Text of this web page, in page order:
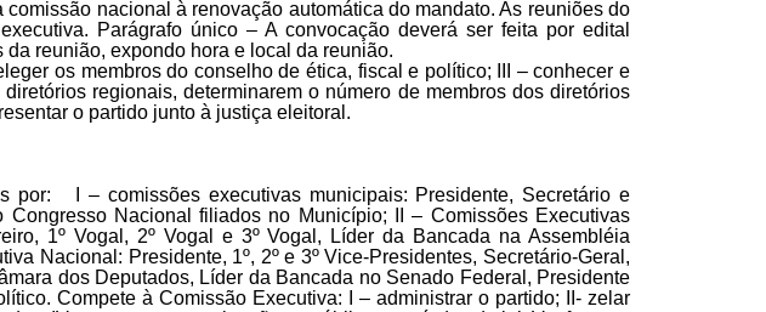
nacional à renovação automática do mandato. As reuniões do
Parágrafo único – A convocação deverá ser feita por edital
reunião, expondo hora e local da reunião.
os membros do conselho de ética, fiscal e político; III – conhecer e
regionais, determinarem o número de membros dos diretórios
o partido junto à justiça eleitoral.
por: I – comissões executivas municipais: Presidente, Secretário e
Nacional filiados no Município; II – Comissões Executivas
1º Vogal, 2º Vogal e 3º Vogal, Líder da Bancada na Assembléia
Nacional: Presidente, 1º, 2º e 3º Vice-Presidentes, Secretário-Geral,
dos Deputados, Líder da Bancada no Senado Federal, Presidente
Compete à Comissão Executiva: I – administrar o partido; II- zelar